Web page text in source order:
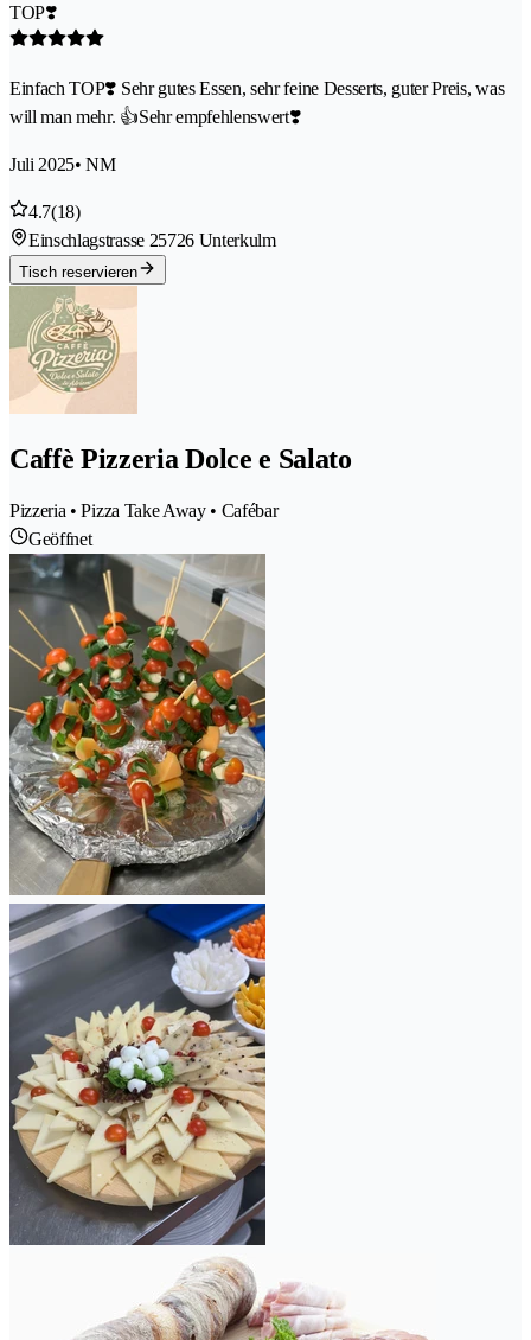
TOP❣️
Einfach TOP❣️ Sehr gutes Essen, sehr feine Desserts, guter Preis, was
will man mehr. 👍Sehr empfehlenswert❣️
Juli 2025• NM
4.7(18)
Einschlagstrasse 25726 Unterkulm
Tisch reservieren
Caffè Pizzeria Dolce e Salato
Pizzeria • Pizza Take Away • Cafébar
Geöffnet